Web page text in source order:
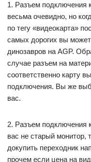
1. Разъем подключения
весьма очевидно, но
по тегу «видеокарта»
самых дорогих вы
динозавров на AGP.
случае разъем на
соответственно карту
подключения. Вы же
вас.
2. Разъем подключения
вас не старый монитор,
докупить переходник
прочем если цена на